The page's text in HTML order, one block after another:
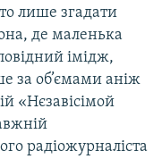
лише згадати
де маленька
імідж,
за об’ємами аніж
«Нєзавісімой
радіожурналіста